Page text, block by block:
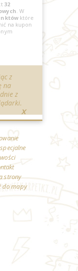
32
. W
które
na kupon
z
na
z
X
strony
do mapy